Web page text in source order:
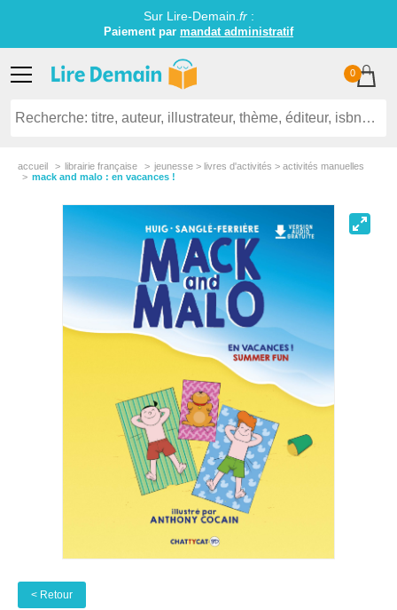
Sur Lire-Demain. fr:
Paiement par mandat administratif
0
accueil librairie française
jeunesse > livres d'activités > activités manuelles
mack and malo : en vacances !
< Retour